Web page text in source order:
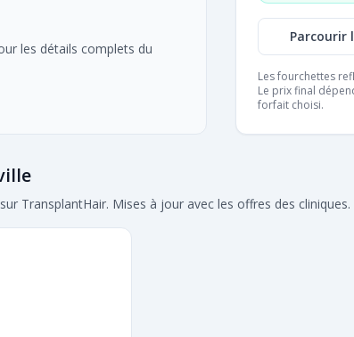
les détails complets du
Parcourir
Les fourchettes
Le prix final
forfait choisi.
TransplantHair. Mises à jour avec les offres des cliniques.